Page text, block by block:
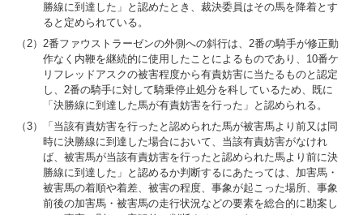
勝線に到達した」と認めたとき、裁決委員はその馬を降着とす
ると定められている。
（2） 2番ファウストラーゼンの外側への斜行は、2番の騎手が修正動
作なく内鞭を継続的に使用したことによるものであり、10番ケ
リフレッドアスクの被害程度から有責妨害に当たるものと認定
し、2番の騎手に対して騎乗停止処分を科しているため、既に
「決勝線に到達した馬が有責妨害を行った」と認められる。
（3）
「当該有責妨害を行ったと認められた馬が被害馬より前又は同
時に決勝線に到達した場合において、当該有責妨害がなけれ
ば、被害馬が当該有責妨害を行ったと認められた馬より前に決
勝線に到達した」と認めるか判断するにあたっては、加害馬・
被害馬の着順や着差、被害の程度、事象が起こった場所、事象
前後の加害馬・被害馬の走行状況などの要素を総合的に勘案し